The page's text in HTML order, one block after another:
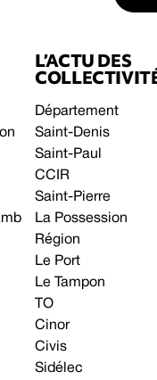
L’ACTU DES
Département
Saint-Denis
Saint-Paul
CCIR
Saint-Pierre
La Possession
Région
Le Port
Le Tampon
TO
Cinor
Civis
Sidélec